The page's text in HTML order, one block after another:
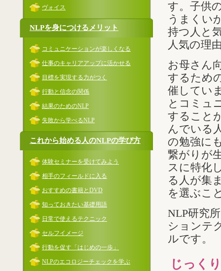
す。子供
うまくい
持つ人と
人気の理
お母さん
するため
催してい
とコミュ
すること
んでいる
の勉強に
繋がりが
スに特化
る人が集
を選ぶこ
NLP研究
ションテ
ルです。
じっく
ヴォイス
NLPを身につけるメリット
コミュニケーションが楽しくなる
仕事のキャリアアップに活かせる
目標を実現する力がつく
行動と信念の関係
結果のためのNLP
失敗から学べるNLP
これから始める人のNLPの学び方
体験セミナーを受けてみよう
相手のフィールドに入る
おすすめの書籍とDVD
知っておきたい基礎用語
日常で使えるテクニック
セルフイメージ
行動を促す「はじめの一歩」
NLPのエコロジーチェックを学ぶ